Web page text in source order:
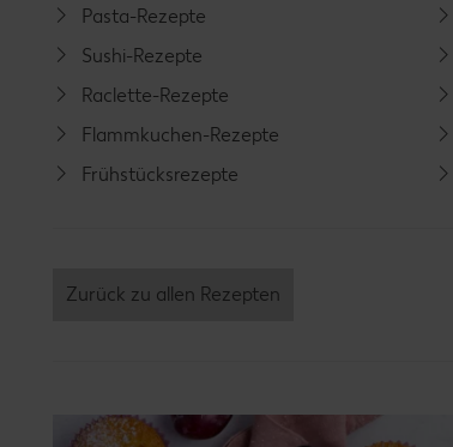
Pasta-Rezepte
Sushi-Rezepte
Raclette-Rezepte
Flammkuchen-Rezepte
Frühstücksrezepte
Zurück zu allen Rezepten